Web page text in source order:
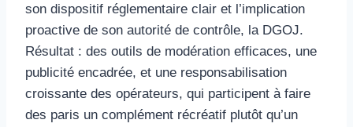
son dispositif réglementaire clair et l’implication
proactive de son autorité de contrôle, la DGOJ.
Résultat : des outils de modération efficaces, une
publicité encadrée, et une responsabilisation
croissante des opérateurs, qui participent à faire
des paris un complément récréatif plutôt qu’un